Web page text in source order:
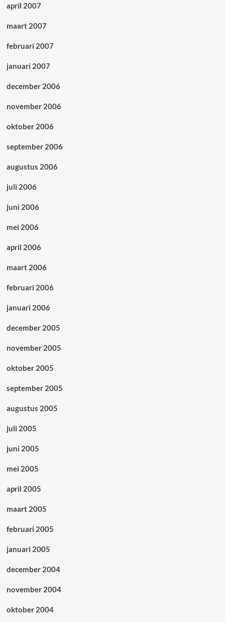
april 2007
maart 2007
februari 2007
januari 2007
december 2006
november 2006
oktober 2006
september 2006
augustus 2006
juli 2006
juni 2006
mei 2006
april 2006
maart 2006
februari 2006
januari 2006
december 2005
november 2005
oktober 2005
september 2005
augustus 2005
juli 2005
juni 2005
mei 2005
april 2005
maart 2005
februari 2005
januari 2005
december 2004
november 2004
oktober 2004